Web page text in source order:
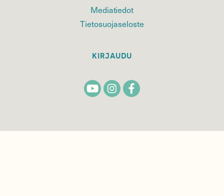
Mediatiedot
Tietosuojaseloste
KIRJAUDU